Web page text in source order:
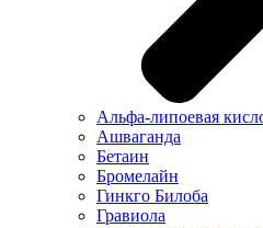
Альфа-липоевая
Ашваганда
Бетаин
Бромелайн
Гинкго Билоба
Гравиола